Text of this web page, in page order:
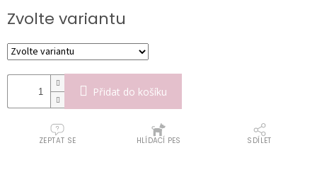
cena:
Zvolte variantu
Přidat do košíku
ZEPTAT SE HLÍDACÍ PES SDÍLET